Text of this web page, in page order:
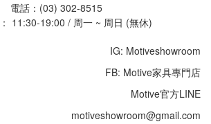
電話：(03) 302-8515
11:30-19:00 / 周一 ~ 周日 (無休)
IG: Motiveshowroom
FB: Motive家具專門店
Motive官方LINE
motiveshowroom@gmail.com